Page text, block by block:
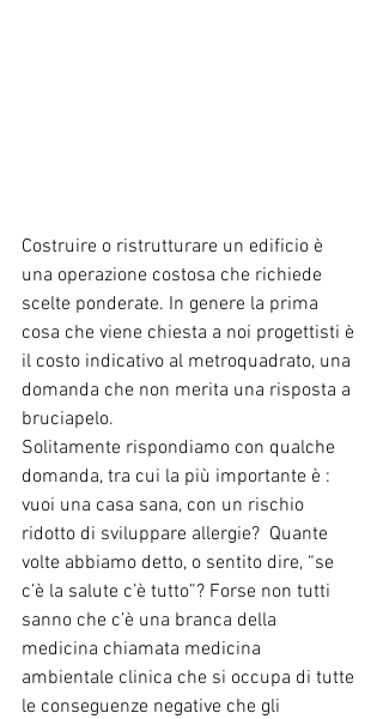
Costruire o ristrutturare un edificio è
una operazione costosa che richiede
scelte ponderate. In genere la prima
cosa che viene chiesta a noi progettisti è
il costo indicativo al metroquadrato, una
domanda che non merita una risposta a
bruciapelo.
Solitamente rispondiamo con qualche
domanda, tra cui la più importante è :
vuoi una casa sana, con un rischio
ridotto di sviluppare allergie?  Quante
volte abbiamo detto, o sentito dire, “se
c’è la salute c’è tutto”? Forse non tutti
sanno che c’è una branca della
medicina chiamata medicina
ambientale clinica che si occupa di tutte
le conseguenze negative che gli